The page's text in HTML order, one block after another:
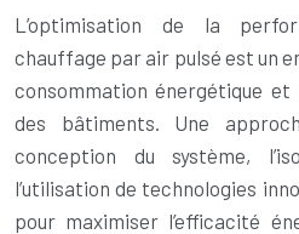
L’optimisation de la
chauffage par air pulsé est un
consommation énergétique et
des bâtiments. Une
conception du système,
l’utilisation de technologies
pour maximiser l’efficacité